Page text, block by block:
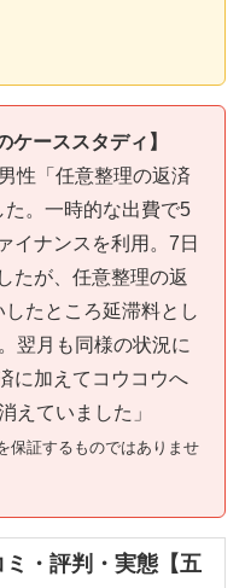
ーススタディ】
性「任意整理の返済
。一時的な出費で5
イナンスを利用。7日
たが、任意整理の返
たところ延滞料とし
翌月も同様の状況に
に加えてコウコウへ
えていました」
保証するものではありませ
・評判・実態【五